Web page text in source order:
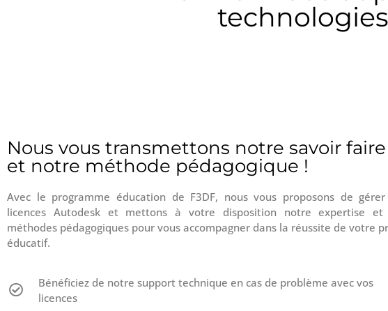
Nous vous transmettons notre savoir faire
et notre méthode pédagogique !
Avec le programme éducation de F3DF, nous vous proposons de
licences Autodesk et mettons à votre disposition notre expertise et
méthodes pédagogiques pour vous accompagner dans la réussite de votre
éducatif.
Bénéficiez de notre support technique en cas de problème avec vos
licences